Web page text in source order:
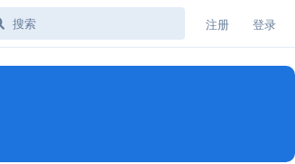
注册 登录